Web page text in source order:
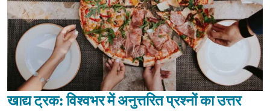
खाद्य ट्रक: विश्वभर में अनुत्तरित प्रश्नों का उत्तर